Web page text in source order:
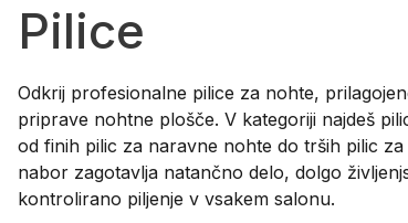
Pilice
Odkrij profesionalne pilice za nohte,
priprave nohtne plošče. V kategoriji najdeš
od finih pilic za naravne nohte do trših pilic
nabor zagotavlja natančno delo, dolgo
kontrolirano piljenje v vsakem salonu.